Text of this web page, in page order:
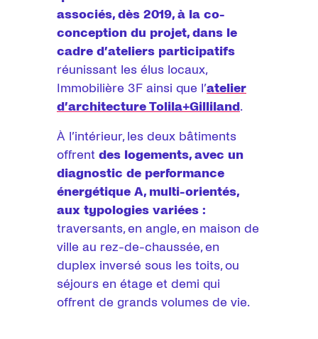
associés, dès 2019, à la co-
conception du projet, dans le
cadre d’ateliers participatifs
réunissant les élus locaux,
Immobilière 3F ainsi que l’atelier
d’architecture Tolila+Gilliland.
À l’intérieur, les deux bâtiments
offrent des logements, avec un
diagnostic de performance
énergétique A, multi-orientés,
aux typologies variées :
traversants, en angle, en maison de
ville au rez-de-chaussée, en
duplex inversé sous les toits, ou
séjours en étage et demi qui
offrent de grands volumes de vie.